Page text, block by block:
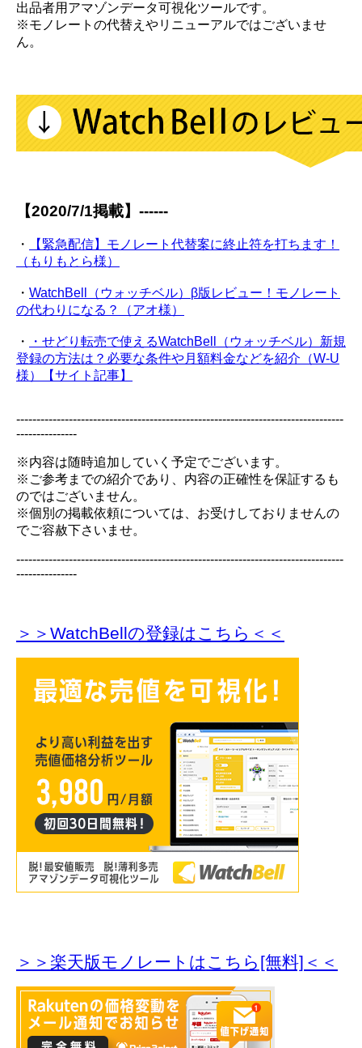
出品者用アマゾンデータ可視化ツールです。
※モノレートの代替えやリニューアルではございませ
ん。
【2020/7/1掲載】------
・
【緊急配信】モノレート代替案に終止符を打ちます！
（もりもとら様）
・ WatchBell（ウォッチベル）β版レビュー！モノレート
の代わりになる？（アオ様）
・
・せどり転売で使えるWatchBell（ウォッチベル）新規
登録の方法は？必要な条件や月額料金などを紹介（W-U
様）【サイト記事】
---------------------------------------------------------------------------------
---------------
※内容は随時追加していく予定でございます。
※ご参考までの紹介であり、内容の正確性を保証するも
のではございません。
※個別の掲載依頼については、お受けしておりませんの
でご容赦下さいませ。
---------------------------------------------------------------------------------
---------------
＞＞WatchBellの登録はこちら＜＜
＞＞楽天版モノレートはこちら[無料]＜＜